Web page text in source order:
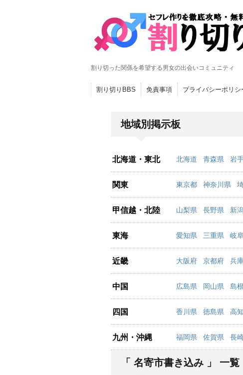
割り切った関係を希望する男女の出会いコミュニティ
割り切りBBS 免責事項 プライバシーポリシ
地域別掲示板
北海道・東北 北海道 青森県 岩
関東 東京都 神奈川県
甲信越・北陸 山梨県 長野県 新
東海 愛知県 三重県 岐
近畿 大阪府 京都府 兵
中国 広島県 岡山県 島
四国 香川県 徳島県 高
九州・沖縄 福岡県 佐賀県 長
「 名寄市書き込み 」 一覧